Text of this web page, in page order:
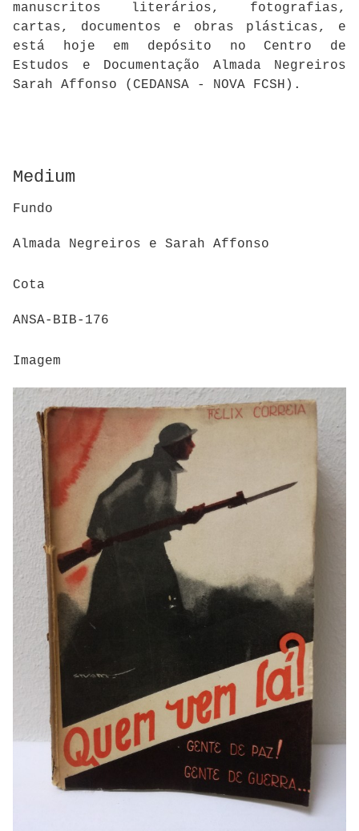
manuscritos literários, fotografias,
cartas, documentos e obras plásticas, e
está hoje em depósito no Centro de
Estudos e Documentação Almada Negreiros
Sarah Affonso (CEDANSA - NOVA FCSH).
Medium
Fundo
Almada Negreiros e Sarah Affonso
Cota
ANSA-BIB-176
Imagem